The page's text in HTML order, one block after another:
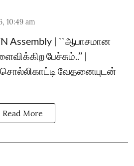
10:49 am
Assembly | ``ஆபாசமான
பேச்சும்..’’ |
வேதனையுடன்
Read More